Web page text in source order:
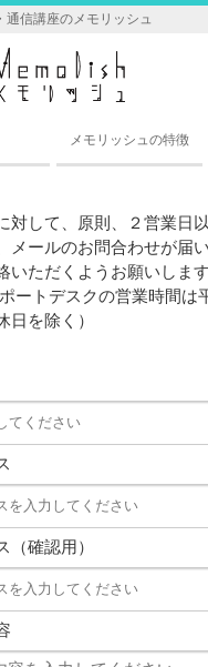
通信講座のメモリッシュ
メモリッシュの特徴
対して、原則、２営業日
メールのお問合わせが届
いただくようお願いしま
ートデスクの営業時間
日を除く）
（確認用）